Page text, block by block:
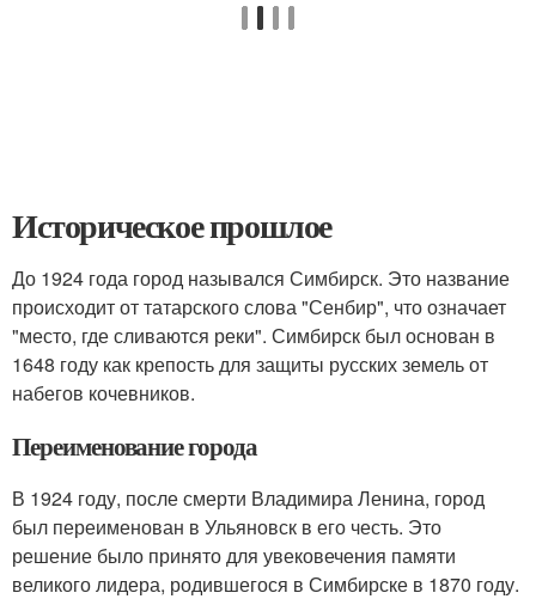
Историческое прошлое
До 1924 года город назывался Симбирск. Это название
происходит от татарского слова "Сенбир", что означает
"место, где сливаются реки". Симбирск был основан в
1648 году как крепость для защиты русских земель от
набегов кочевников.
Переименование города
В 1924 году, после смерти Владимира Ленина, город
был переименован в Ульяновск в его честь. Это
решение было принято для увековечения памяти
великого лидера, родившегося в Симбирске в 1870 году.